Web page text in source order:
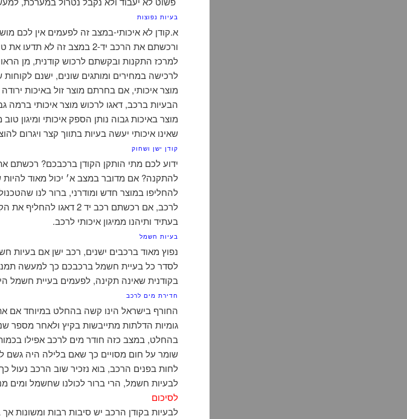
בעיות נפוצות
א.קודן לא איכותי-במצב זה לפעמים אין לכם
ורכשתם את הרכב יד-2 במצב
למרכז התקנות ובקשתם לרכוש קודנית, מן
לרכישה במחירים ומותגים שונים, ישנם
מוצר איכותי, אם בחרתם מוצר זול באיכות
מוצר באיכות גבוה נותן הספק איכותי ומיגון
שאינו איכותי יעשה בעיות בתווך קצר ויגרום
קודן ישן ושחוק
ידוע לכם מתי הותקן הקודן ברכבכם? רכשתם
להתקנה? אם מדובר במצב א׳ יכול מאוד
להחליפו במוצר חדש ומודרני, ברור לנו
לרכב, אם רכשתם רכב יד 2
בעתיד ותיהנו ממיגון איכותי לרכב.
בעיות חשמל
נפוץ מאוד ברכבים ישנים, רכב ישן אם בעיות
לסדר כל בעיית חשמל ברכבכם כך למעשה
בקודנית שאינה תקינה, לפעמים בעיית חשמל
חדירת מים לרכב
החורף בישראל הינו קשה בהחלט במיוחד אם
גומיות הדלתות מתייבשות בקיץ ולאחר מספר
בהחלט, במצב כזה חודר מים לרכב אפילו
שומר על חום מסויים כך שאם בלילה היה
לחות בפנים הרכב, בוא נזכיר שוב הרכב נעול
לבעיות חשמל, הרי ברור לכולנו שחשמל ומים
לסיכום
לבעיות בקודן הרכב יש סיבות רבות ומשונות